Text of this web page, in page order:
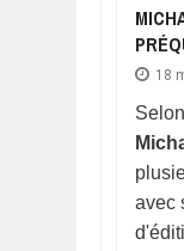
18
avec